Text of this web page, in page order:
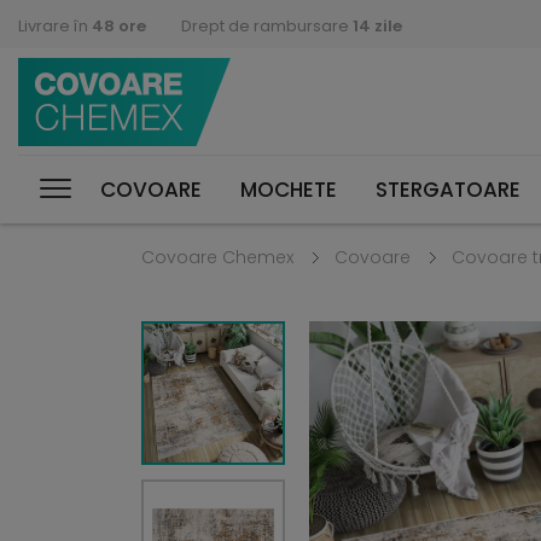
Livrare în 48 ore Drept de rambursare 14 zile
COVOARE MOCHETE STERGATOARE
Covoare Chemex Covoare Covoare